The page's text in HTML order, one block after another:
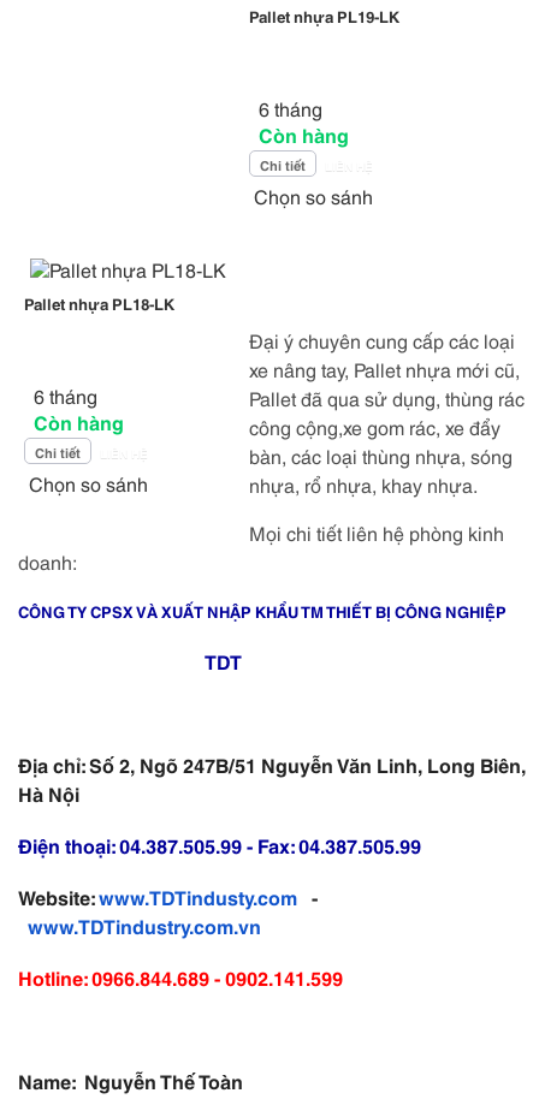
Pallet nhựa PL19-LK
6 tháng
Còn hàng
Chi tiết
Chọn so sánh
Pallet nhựa PL18-LK
6 tháng
Còn hàng
Chi tiết
Chọn so sánh
Đại ý chuyên cung cấp các loại
xe nâng tay, Pallet nhựa mới cũ,
Pallet đã qua sử dụng, thùng rác
công cộng,xe gom rác, xe đẩy
bàn, các loại thùng nhựa, sóng
nhựa, rổ nhựa, khay nhựa.
Mọi chi tiết liên hệ phòng kinh
doanh:
CÔNG TY CPSX VÀ XUẤT NHẬP KHẨU TM THIẾT BỊ CÔNG NGHIỆP
TDT
Địa chỉ: Số 2, Ngõ 247B/51 Nguyễn Văn Linh, Long Biên,
Hà Nội
Điện thoại: 04.387.505.99 - Fax:04.387.505.99
Website:www.TDTindusty.com -
www.TDTindustry.com.vn
Hotline: 0966.844.689 - 0902.141.599
Name: Nguyễn Thế Toàn